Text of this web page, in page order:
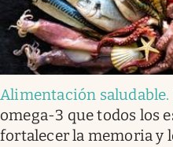
Alimentación saludable.
omega-3 que todos los
fortalecer la memoria y